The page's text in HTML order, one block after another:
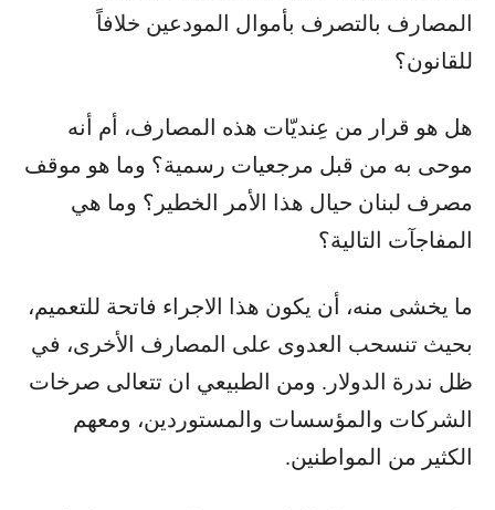
المصارف بالتصرف بأموال المودعين خلافاً
للقانون؟
هل هو قرار من عِنديّات هذه المصارف، أم أنه
موحى به من قبل مرجعيات رسمية؟ وما هو موقف
مصرف لبنان حيال هذا الأمر الخطير؟ وما هي
المفاجآت التالية؟
ما يخشى منه، أن يكون هذا الاجراء فاتحة للتعميم،
بحيث تنسحب العدوى على المصارف الأخرى، في
ظل ندرة الدولار. ومن الطبيعي ان تتعالى صرخات
الشركات والمؤسسات والمستوردين، ومعهم
الكثير من المواطنين.